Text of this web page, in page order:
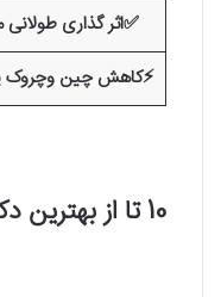
✅اثر گذاری
⚡کاهش چین
10 تا از بهترین دکتر تزریق ژل پروفایلو در تجریش را بشناسید!